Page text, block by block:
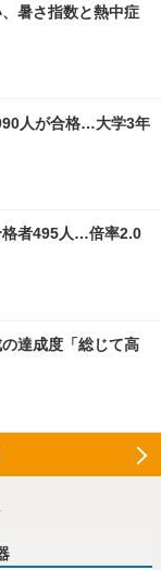
暑さ指数と熱中症
人が合格…大学3年
格者495人…倍率2.0
達成度「総じて高